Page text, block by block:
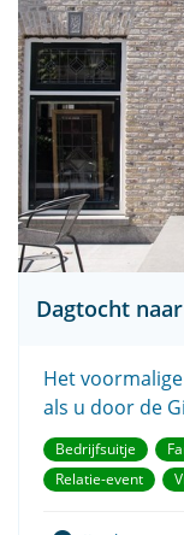
Dagtocht
Het
als u door de
Bedrijfsuitje
Relatie-event